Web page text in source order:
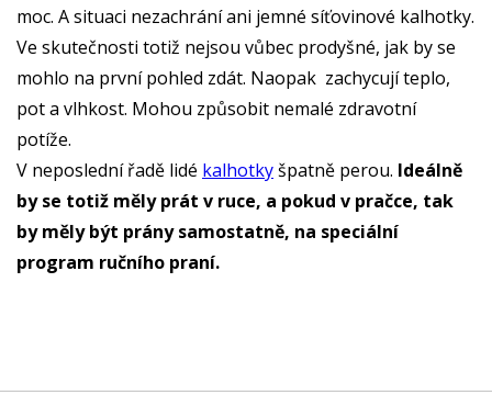
moc. A situaci nezachrání ani jemné síťovinové kalhotky.
Ve skutečnosti totiž nejsou vůbec prodyšné, jak by se
mohlo na první pohled zdát. Naopak zachycují teplo,
pot a vlhkost. Mohou způsobit nemalé zdravotní
potíže.
V neposlední řadě lidé kalhotkyšpatně perou. Ideálně
by se totiž měly prát v ruce, a pokud v pračce, tak
by měly být prány samostatně, na speciální
program ručního praní.